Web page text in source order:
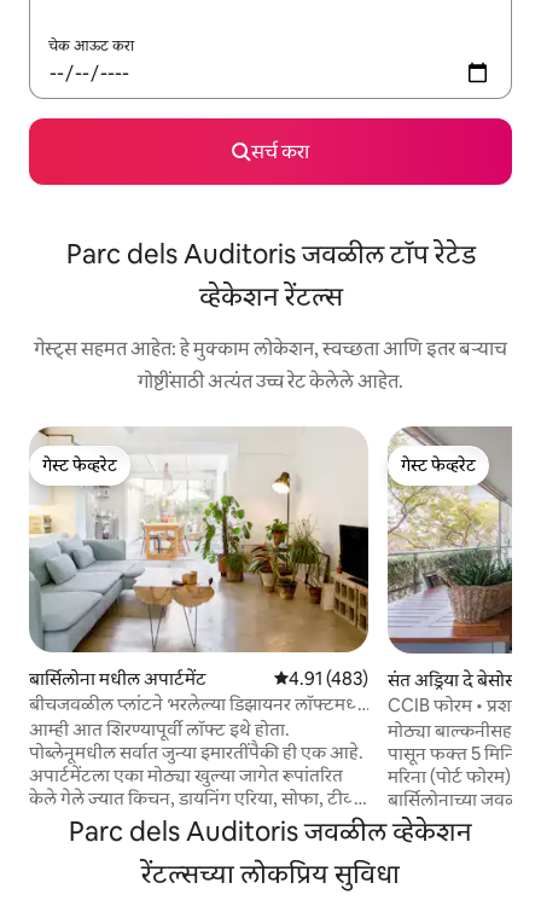
चेक आऊट करा
सर्च करा
Parc dels Auditoris जवळील टॉप रेटेड
व्हेकेशन रेंटल्स
गेस्ट्स सहमत आहेत: हे मुक्काम लोकेशन, स्वच्छता आणि इतर बऱ्याच
गोष्टींसाठी अत्यंत उच्च रेट केलेले आहेत.
गेस्ट फेव्हरेट
गेस्ट फेव्हरेट
बार्सिलोना मधील अपार्टमेंट 5 पैकी 4.91 सरासरी रेटिंग, 483 रिव्ह्यूज
4.91 (483)
बीचजवळील प्लांटने भरलेल्या डिझायनर लॉफ्टमध्ये
बोहेमियन ड्रीम्स
आम्ही आत शिरण्यापूर्वी लॉफ्ट इथे होता.
पोब्लेनूमधील सर्वात जुन्या इमारतींपैकी ही एक आहे.
अपार्टमेंटला एका मोठ्या खुल्या जागेत रूपांतरित
केले गेले ज्यात किचन, डायनिंग एरिया, सोफा, टीव्ही,
ऑफिसची जागा आणि बेडरूमचा समावेश होता.
जागा तळमजल्यावर आहे, म्हणून ती दिव्यांग लोक
आणि मुलासह कुटुंबाद्वारे ॲक्सेसिबल आहे. आम्ही
दुपारचा सूर्य आणि सकाळचा आनंद घेतो.
गेस्ट फेव्हरेट
गेस्ट फेव्हरेट
संत अड्रिया दे बेसोस
मेंट
CCIB फोरम • प्रशस्त
मोठ्या बाल्कनीसह
पासून फक्त 5
मरिना (पोर्ट फोरम)
बार्सिलोनाच्या जवळ
राहण्याची इच्छा
किंवा कुटुंबांसाठी
अपार्टमेंटमध्ये 3
झोपू शकतात. बाथरूम्स
Parc dels Auditoris जवळील व्हेकेशन
रेंटल्सच्या लोकप्रिय सुविधा